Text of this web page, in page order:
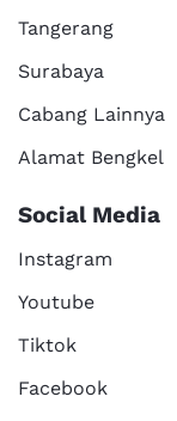
Tangerang
Surabaya
Cabang Lainnya
Alamat Bengkel
Social Media
Instagram
Youtube
Tiktok
Facebook